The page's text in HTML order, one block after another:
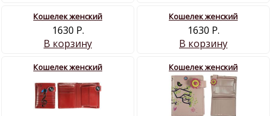
Кошелек женский
1630 Р.
В корзину
Кошелек женский
1630 Р.
В корзину
Кошелек женский Кошелек женский